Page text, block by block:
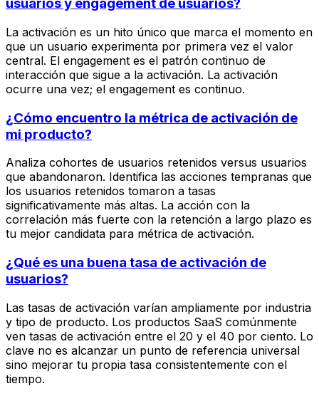
usuarios y engagement de usuarios?
La activación es un hito único que marca el momento en
que un usuario experimenta por primera vez el valor
central. El engagement es el patrón continuo de
interacción que sigue a la activación. La activación
ocurre una vez; el engagement es continuo.
¿Cómo encuentro la métrica de activación de
mi producto?
Analiza cohortes de usuarios retenidos versus usuarios
que abandonaron. Identifica las acciones tempranas que
los usuarios retenidos tomaron a tasas
significativamente más altas. La acción con la
correlación más fuerte con la retención a largo plazo es
tu mejor candidata para métrica de activación.
¿Qué es una buena tasa de activación de
usuarios?
Las tasas de activación varían ampliamente por industria
y tipo de producto. Los productos SaaS comúnmente
ven tasas de activación entre el 20 y el 40 por ciento. Lo
clave no es alcanzar un punto de referencia universal
sino mejorar tu propia tasa consistentemente con el
tiempo.